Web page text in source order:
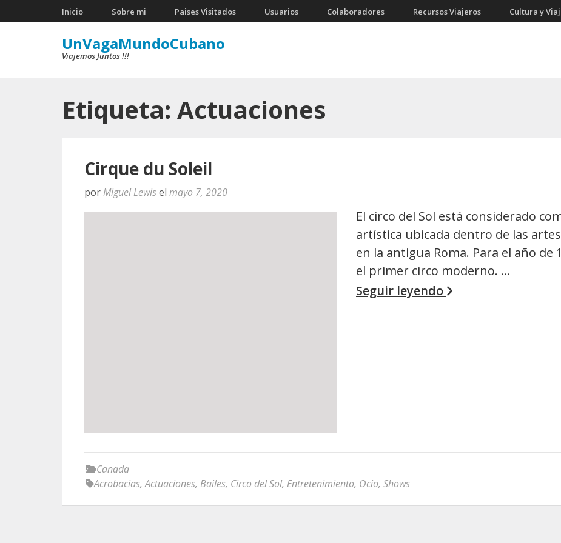
al
Inicio Sobre mi Paises Visitados Usuarios Colaboradores Recursos Viajeros Cultura y
UnVagaMundoCubano
Viajemos Juntos !!!
Etiqueta: Actuaciones
Cirque du Soleil
porMiguel Lewisel mayo 7, 2020
El circo del Sol está considerado
artística ubicada dentro de las
en la antigua Roma. Para el año
el primer circo moderno. …
Seguir leyendo
Canada
Acrobacias,Actuaciones, Bailes, Circo del Sol, Entretenimiento, Ocio, Shows